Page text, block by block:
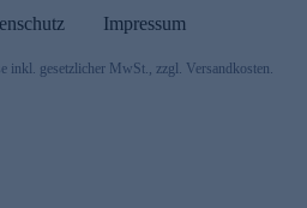
Impressum
inkl. gesetzlicher MwSt., zzgl. Versandkosten.